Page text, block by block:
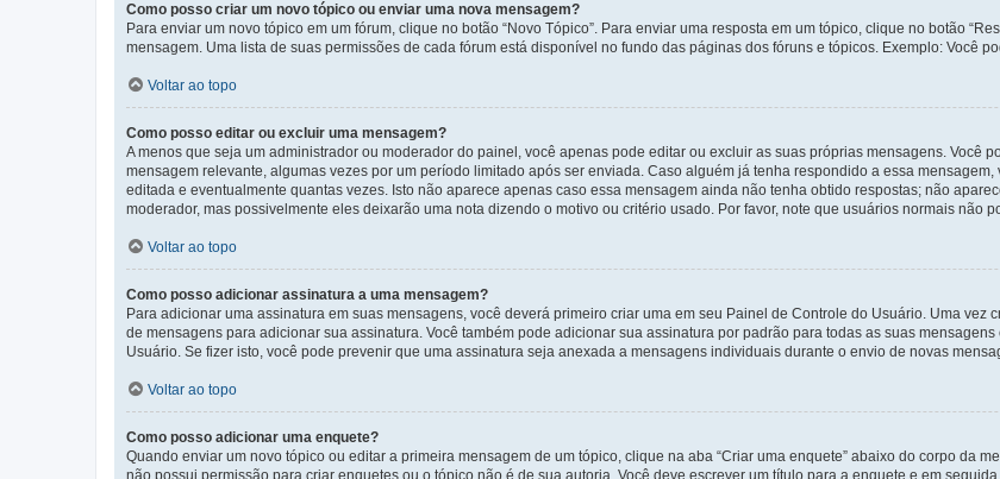
Como posso criar um novo tópico ou enviar uma nova mensagem?
Para enviar um novo tópico em um fórum, clique no botão “Novo Tópico”. Para enviar uma resposta em um tópico, clique no botão
mensagem. Uma lista de suas permissões de cada fórum está disponível no fundo das páginas dos fóruns e tópicos. Exemplo: Você
Voltar ao topo
Como posso editar ou excluir uma mensagem?
A menos que seja um administrador ou moderador do painel, você apenas pode editar ou excluir as suas próprias mensagens. Você
mensagem relevante, algumas vezes por um período limitado após ser enviada. Caso alguém já tenha respondido a essa
editada e eventualmente quantas vezes. Isto não aparece apenas caso essa mensagem ainda não tenha obtido respostas; não
moderador, mas possivelmente eles deixarão uma nota dizendo o motivo ou critério usado. Por favor, note que usuários normais não
Voltar ao topo
Como posso adicionar assinatura a uma mensagem?
Para adicionar uma assinatura em suas mensagens, você deverá primeiro criar uma em seu Painel de Controle do Usuário. Uma vez
de mensagens para adicionar sua assinatura. Você também pode adicionar sua assinatura por padrão para todas as suas
Usuário. Se fizer isto, você pode prevenir que uma assinatura seja anexada a mensagens individuais durante o envio de novas
Voltar ao topo
Como posso adicionar uma enquete?
Quando enviar um novo tópico ou editar a primeira mensagem de um tópico, clique na aba “Criar uma enquete” abaixo do corpo da
não possui permissão para criar enquetes ou o tópico não é de sua autoria. Você deve escrever um título para a enquete e em